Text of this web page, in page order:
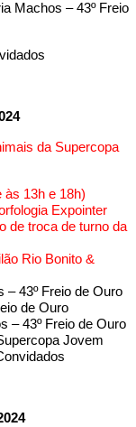
Machos – 43º Freio
da Supercopa
às 13h e 18h)
Expointer
de troca de turno da
Rio Bonito &
– 43º Freio de Ouro
de Ouro
– 43º Freio de Ouro
Jovem